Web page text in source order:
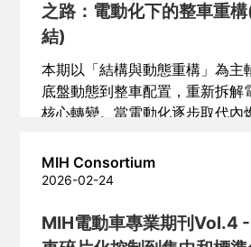
之路：電動化下的整車重
結)
本期以「結構與動態重構」為主
底盤動態到整車配置，重新拆解
核心轉變。當電動化逐步取代內
產品設計邏輯的全面改寫。
MIH Consortium
2026-02-24
MIH電動車專業期刊Vol.4